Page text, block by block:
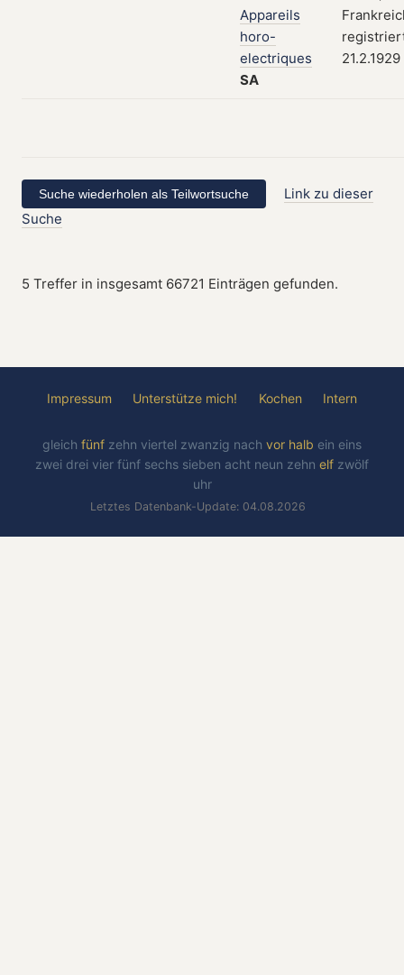
Appareils
horo-
electriques
SA
21.2.1929
Link zu dieser
Suche
5 Treffer in insgesamt 66721 Einträgen gefunden.
Impressum Unterstütze mich! Kochen Intern
gleich fünf zehn viertel zwanzig nach vor halb ein eins
zwei drei vier fünf sechs sieben acht neun zehn elf zwölf
uhr
Letztes Datenbank-Update: 04.08.2026